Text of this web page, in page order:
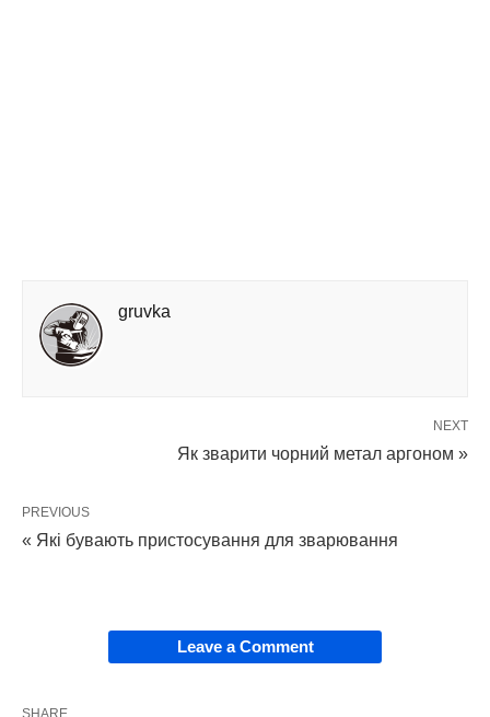
gruvka
NEXT
Як зварити чорний метал аргоном »
PREVIOUS
« Які бувають пристосування для зварювання
Leave a Comment
SHARE